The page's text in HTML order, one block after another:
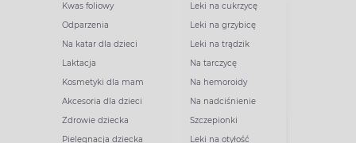
Kwas foliowy
Odparzenia
Na katar dla dzieci
Laktacja
Kosmetyki dla mam
Akcesoria dla dzieci
Zdrowie dziecka
Pielęgnacja dziecka
Leki na cukrzycę
Leki na grzybicę
Leki na trądzik
Na tarczycę
Na hemoroidy
Na nadciśnienie
Szczepionki
Leki na otyłość